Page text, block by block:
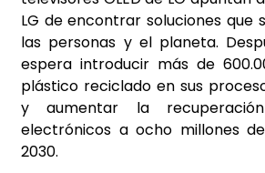
LG de encontrar soluciones que
las personas y el planeta.
espera introducir más de
plástico reciclado en sus
y aumentar la
electrónicos a ocho millones
2030.